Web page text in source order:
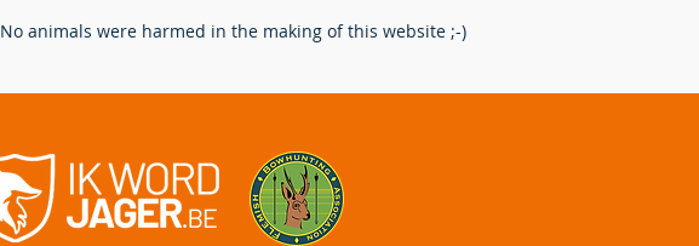
No animals were harmed in the making of this website ;-)